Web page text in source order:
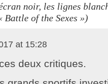
noir, les lignes
of the Sexes »)
at 15:28
deux critiques.